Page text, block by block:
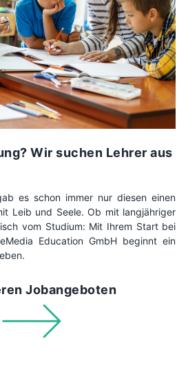
Wir suchen Lehrer aus
es schon immer nur diesen einen
Leib und Seele. Ob mit langjähriger
vom Studium: Mit Ihrem Start bei
Education GmbH beginnt ein
Jobangeboten